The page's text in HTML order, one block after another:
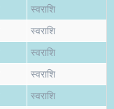
स्वराशि
स्वराशि
स्वराशि
स्वराशि
स्वराशि